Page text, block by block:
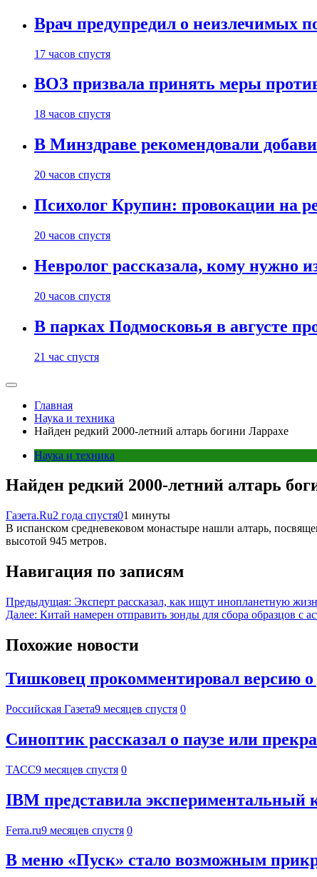
Врач предупредил о неизлечимых
17 часов спустя
ВОЗ призвала принять меры
18 часов спустя
В Минздраве рекомендовали
20 часов спустя
Психолог Крупин: провокации на
20 часов спустя
Невролог рассказала, кому нужно
20 часов спустя
В парках Подмосковья в августе
21 час спустя
Главная
Наука и техника
Найден редкий 2000-летний алтарь богини Ларрахе
Наука и техника
Найден редкий 2000-летний алтарь
Газета.Ru2 года спустя01 минуты
В испанском средневековом монастыре нашли алтарь,
высотой 945 метров.
Навигация по записям
Предыдущая: Эксперт рассказал, как ищут инопланетную
Далее: Китай намерен отправить зонды для сбора образцов с
Похожие новости
Тишковец прокомментировал версию
Российская Газета9 месяцев спустя 0
Синоптик рассказал о паузе или
ТАСС9 месяцев спустя 0
IBM представила экспериментальный
Ferra.ru9 месяцев спустя 0
В меню «Пуск» стало возможным